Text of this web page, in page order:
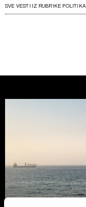
SVE VESTI IZ RUBRIKE POLITIKA